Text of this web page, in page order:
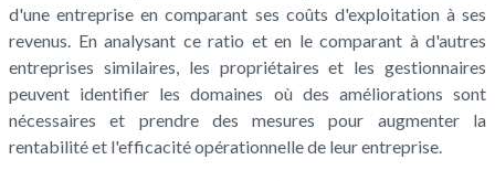
d'une entreprise en comparant ses coûts d'exploitation à ses
revenus. En analysant ce ratio et en le comparant à d'autres
entreprises similaires, les propriétaires et les gestionnaires
peuvent identifier les domaines où des améliorations sont
nécessaires et prendre des mesures pour augmenter la
rentabilité et l'efficacité opérationnelle de leur entreprise.